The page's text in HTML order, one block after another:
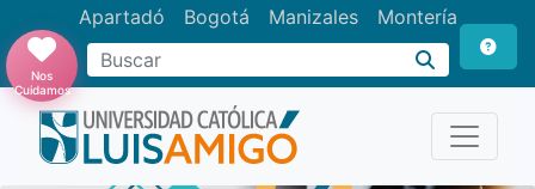
Apartadó Bogotá Manizales Montería
Buscar
Nos
Cuidamos